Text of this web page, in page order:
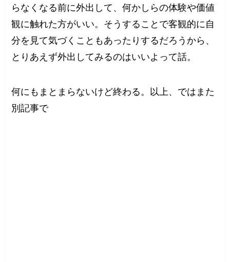
らなくなる前に外出して、何かしらの体験や価値
観に触れた方がいい。そうすることで客観的に自
分を見て気づくこともあったりするだろうから、
とりあえず外出してみるのはいいよって話。
何にもまとまらないけど終わる。以上、ではまた
別記事で